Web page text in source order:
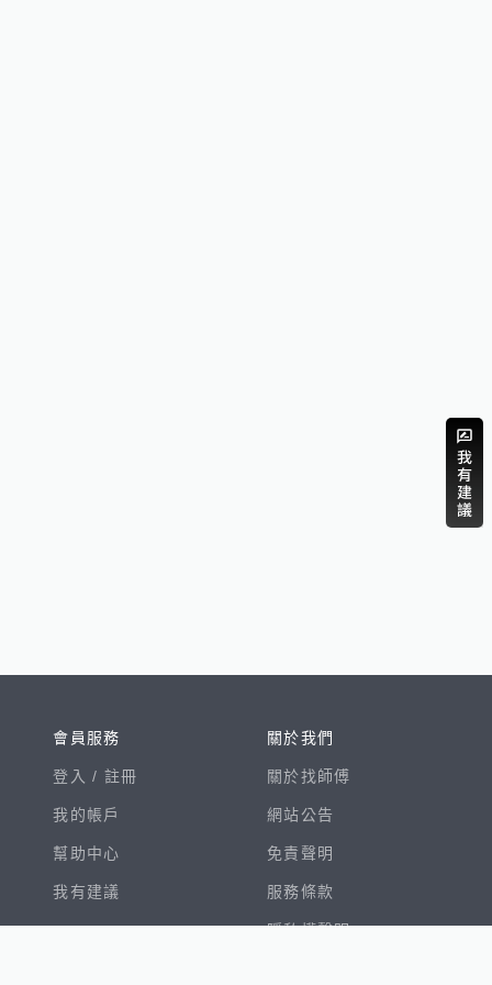
會員服務
登入 / 註冊
我的帳戶
幫助中心
我有建議
關於我們
關於找師傅
網站公告
免責聲明
服務條款
隱私權聲明